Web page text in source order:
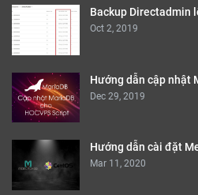
Backup Directadmin
Oct 2, 2019
Hướng dẫn cập nhật
Dec 29, 2019
Hướng dẫn cài đặt
Mar 11, 2020